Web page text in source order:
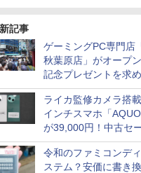
記事
ゲーミングPC専門店
秋葉原店」がオープ
記念プレゼントを求め
ザーが押し寄せ長蛇
ライカ監修カメラ搭
インチスマホ「
が39,000円！中古セ
令和のファミコンデ
ステム？安価に書き